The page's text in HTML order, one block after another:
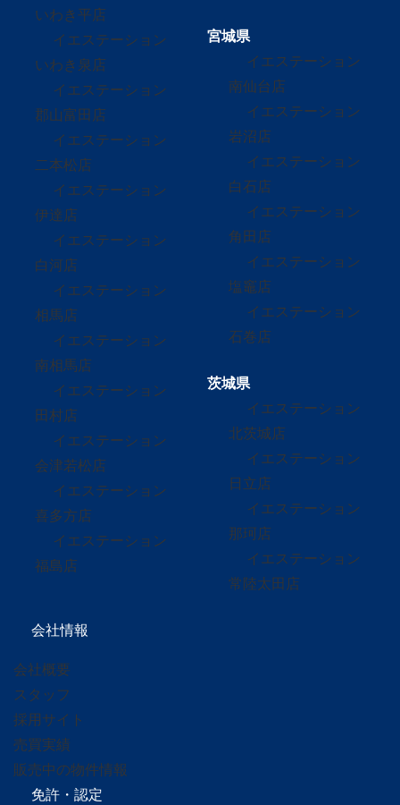
いわき平店
イエステーション
いわき泉店
イエステーション
郡山富田店
イエステーション
二本松店
イエステーション
伊達店
イエステーション
白河店
イエステーション
相馬店
イエステーション
南相馬店
イエステーション
田村店
イエステーション
会津若松店
イエステーション
喜多方店
イエステーション
福島店
宮城県
イエステーション
南仙台店
イエステーション
岩沼店
イエステーション
白石店
イエステーション
角田店
イエステーション
塩竈店
イエステーション
石巻店
茨城県
イエステーション
北茨城店
イエステーション
日立店
イエステーション
那珂店
イエステーション
常陸太田店
会社情報
会社概要
スタッフ
採用サイト
売買実績
販売中の物件情報
免許・認定